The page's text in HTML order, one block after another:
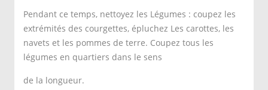
Pendant ce temps, nettoyez les Légumes : coupez les
extrémités des courgettes, épluchez Les carottes, les
navets et les pommes de terre. Coupez tous les
légumes en quartiers dans le sens
de la longueur.